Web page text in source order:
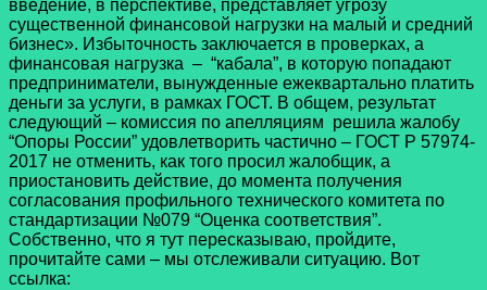
введение, в перспективе, представляет угрозу
существенной финансовой нагрузки на малый и средний
бизнес». Избыточность заключается в проверках, а
финансовая нагрузка – “кабала”, в которую попадают
предприниматели, вынужденные ежеквартально платить
деньги за услуги, в рамках ГОСТ. В общем, результат
следующий – комиссия по апелляциям решила жалобу
“Опоры России” удовлетворить частично – ГОСТ Р 57974-
2017 не отменить, как того просил жалобщик, а
приостановить действие, до момента получения
согласования профильного технического комитета по
стандартизации №079 “Оценка соответствия”.
Собственно, что я тут пересказываю, пройдите,
прочитайте сами – мы отслеживали ситуацию. Вот
ссылка: